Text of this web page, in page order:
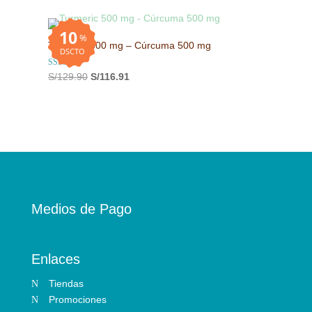
original
era:
S/49.90.
actual
S/44.91.
%
DSCTO
10
Turmeric 500 mg – Cúrcuma 500 mg
Valorado con
5.00
S/129.90 El
S/116.91
Medios de Pago
Enlaces
N Tiendas
N Promociones